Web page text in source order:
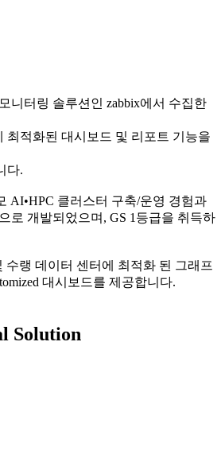
니터링 솔루션인 zabbix에서 수집한
최적화된 대시보드 및 리포트 기능을
다.
AI•HPC 클러스터 구축/운영 경험과
로 개발되었으며, GS 1등급을 취득하
수랭 데이터 센터에 최적화 된 그래프
대시보드를 제공합니다.
Solution